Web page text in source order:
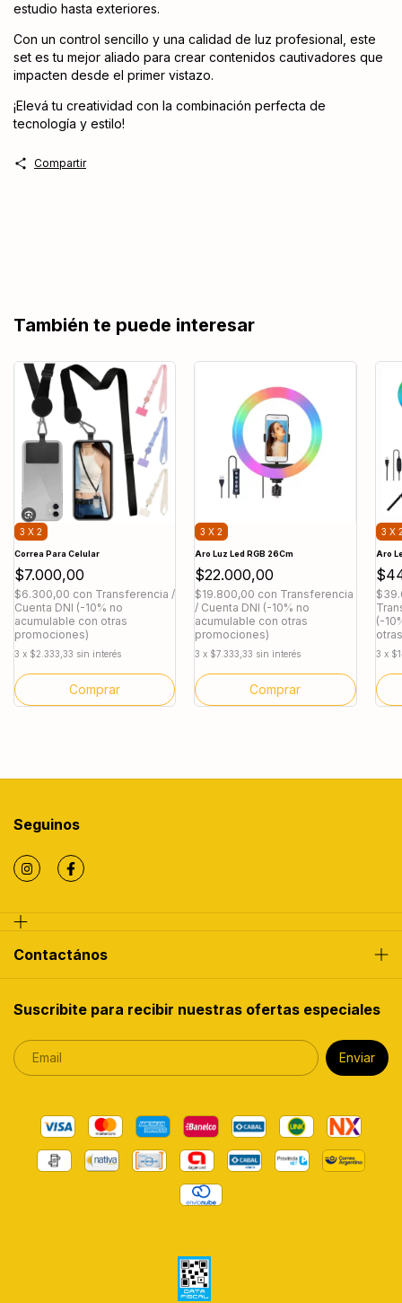
estudio hasta exteriores.
Con un control sencillo y una calidad de luz profesional, este
set es tu mejor aliado para crear contenidos cautivadores que
impacten desde el primer vistazo.
¡Elevá tu creatividad con la combinación perfecta de
tecnología y estilo!
Compartir
También te puede interesar
3 X 2
Correa Para Celular
$7.000,00
$6.300,00 con Transferencia /
Cuenta DNI (-10% no
acumulable con otras
promociones)
3 x $2.333,33 sin interés
3 X 2
Aro Luz Led RGB 26Cm
$22.000,00
$19.800,00 con Transferencia
/ Cuenta DNI (-10% no
acumulable con otras
promociones)
3 x $7.333,33 sin interés
3 X
Aro
(-
3 x
Seguinos
Contactános
Suscribite para recibir nuestras ofertas especiales